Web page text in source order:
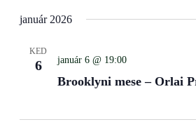
január 2026
KED
6 január 6 @ 19:00
Brooklyni mese – Orlai